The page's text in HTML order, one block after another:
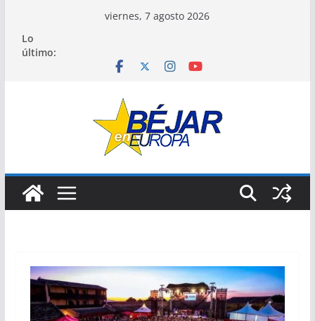
contenido
viernes, 7 agosto 2026
Lo
último: